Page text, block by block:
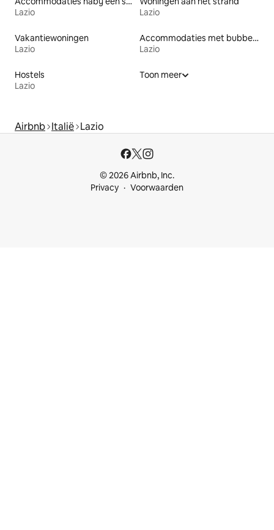
Lazio
Lazio
Vakantiewoningen
Lazio
Accommodaties met bubbelbad
Lazio
Hostels
Lazio
Toon meer
Airbnb Italië Lazio
© 2026 Airbnb, Inc.
Privacy
Voorwaarden